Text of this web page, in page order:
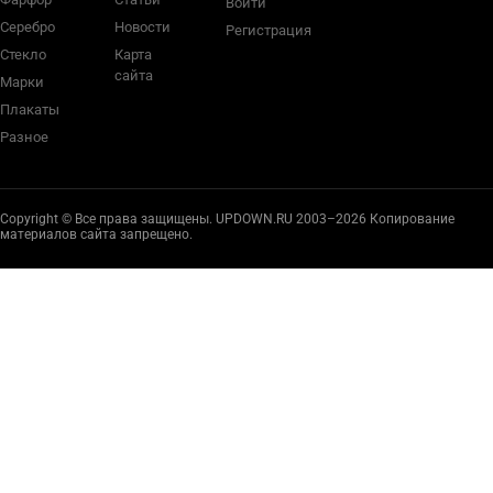
Серебро
Стекло
Марки
Плакаты
Разное
Новости
Карта
сайта
Регистрация
Copyright © Все права защищены. UPDOWN.RU 2003–2026 Копирование
материалов сайта запрещено.